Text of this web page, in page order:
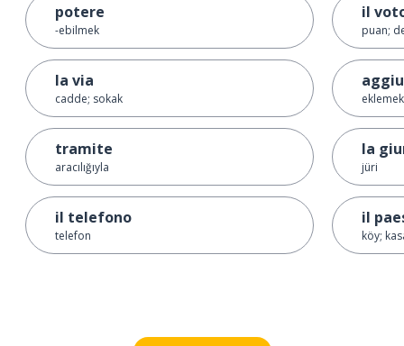
potere
-ebilmek
la via
cadde; sokak
tramite
aracılığıyla
il telefono
telefon
il
puan;
eklemek
la
jüri
il
köy;